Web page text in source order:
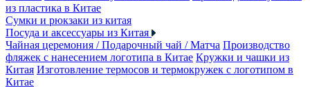
из пластика в Китае
Сумки и рюкзаки из китая
Посуда и аксессуары из Китая
Чайная церемония / Подарочный чай / Матча Производство
фляжек с нанесением логотипа в Китае Кружки и чашки из
Китая Изготовление термосов и термокружек с логотипом в
Китае